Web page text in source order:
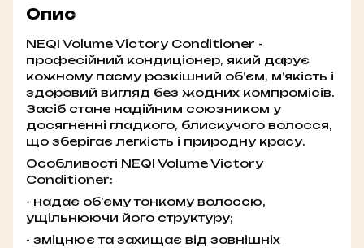
Опис
NEQI Volume Victory Conditioner -
професійний кондиціонер, який дарує
кожному пасму розкішний об’єм, м’якість і
здоровий вигляд без жодних компромісів.
Засіб стане надійним союзником у
досягненні гладкого, блискучого волосся,
що зберігає легкість і природну красу.
Особливості NEQI Volume Victory
Conditioner:
- надає об’єму тонкому волоссю,
ущільнюючи його структуру;
- зміцнює та захищає від зовнішніх